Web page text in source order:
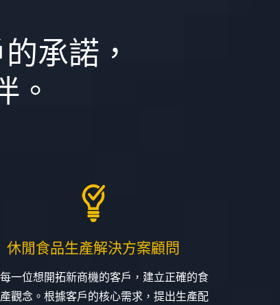
承諾，
。
休閒食品生產解決方案顧問
一位想開拓新商機的客戶，建立正確的食
觀念。根據客戶的核心需求，提出生產配